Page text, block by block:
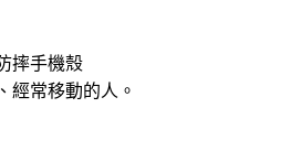
摔手機殼
經常移動的人。